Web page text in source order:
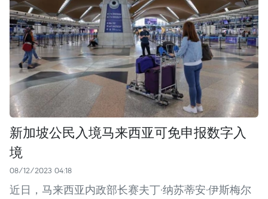
新加坡公民入境马来西亚可免申报数字入
境
08/12/2023 04:18
近日，马来西亚内政部长赛夫丁·纳苏蒂安·伊斯梅尔